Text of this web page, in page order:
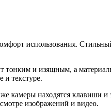
использования.
тонким и изящным, а
и текстуре.
камеры находятся клавиши и
изображений и видео.